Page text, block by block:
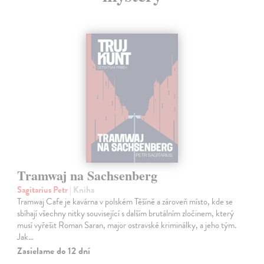
Tramwaj na Sachsenberg
Sagitarius Petr| Kniha
Tramwaj Cafe je kavárna v polském Těšíně a zároveň místo, kde se
sbíhají všechny nitky související s dalším brutálním zločinem, který
musí vyřešit Roman Saran, major ostravské kriminálky, a jeho tým.
Jak…
Zasielame do 12 dní